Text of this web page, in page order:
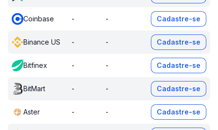
Coinbase - - Cadastre-se
Binance US - - Cadastre-se
Bitfinex - - Cadastre-se
BitMart - - Cadastre-se
Aster - - Cadastre-se